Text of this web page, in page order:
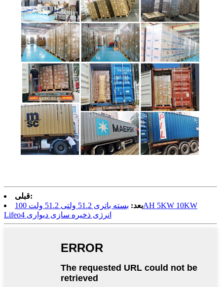
قبلی:
بعد:
بسته باتری 51.2 ولتی 51.2 ولت 100AH ​​5KW 10KW
Lifeo4 انرژی ذخیره سازی دیواری